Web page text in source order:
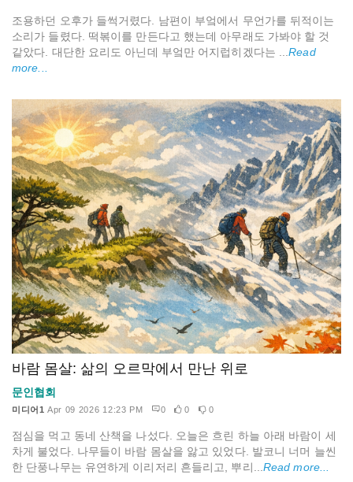
조용하던 오후가 들썩거렸다. 남편이 부엌에서 무언가를 뒤적이는
소리가 들렸다. 떡볶이를 만든다고 했는데 아무래도 가봐야 할 것
같았다. 대단한 요리도 아닌데 부엌만 어지럽히겠다는 ...Read
more...
바람 몸살: 삶의 오르막에서 만난 위로
문인협회
미디어1 Apr 09 2026 12:23 PM 0 0 0
점심을 먹고 동네 산책을 나섰다. 오늘은 흐린 하늘 아래 바람이 세
차게 불었다. 나무들이 바람 몸살을 앓고 있었다. 발코니 너머 늘씬
한 단풍나무는 유연하게 이리저리 흔들리고, 뿌리... Read more...